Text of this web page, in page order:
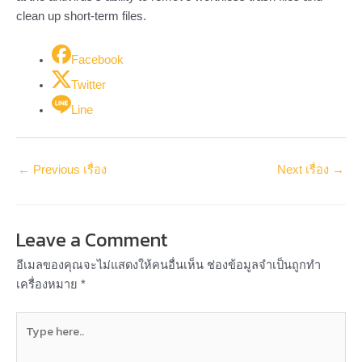
clean up short-term files.
Facebook
Twitter
Line
← Previous เรื่อง Next เรื่อง →
Leave a Comment
อีเมลของคุณจะไม่แสดงให้คนอื่นเห็น ช่องข้อมูลจำเป็นถูกทำ
เครื่องหมาย *
here..